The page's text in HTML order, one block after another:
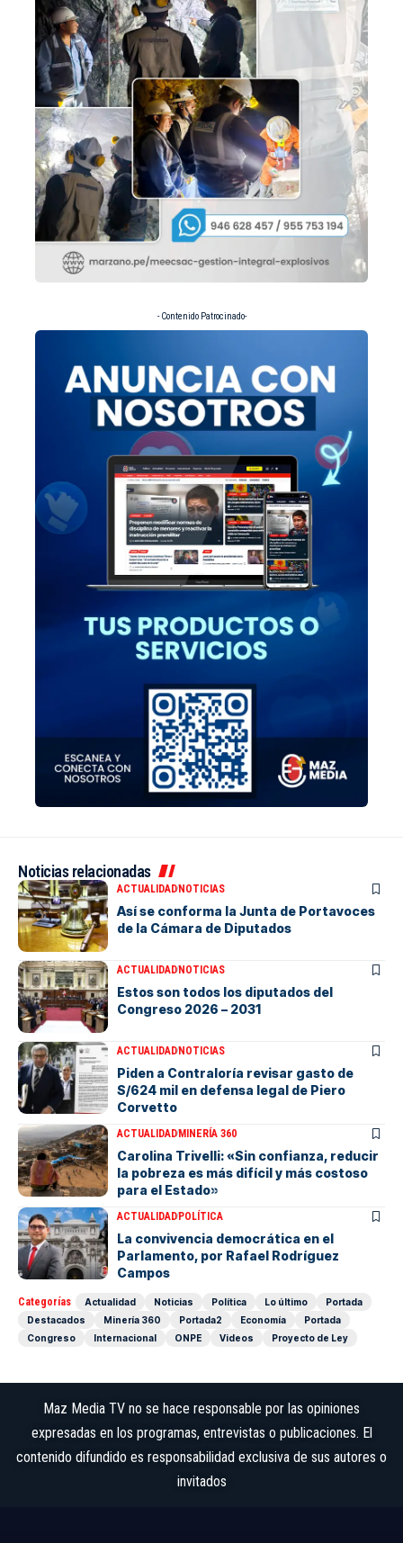
- Contenido Patrocinado-
Noticias relacionadas
ACTUALIDADNOTICIAS
Así se conforma la Junta de Portavoces
de la Cámara de Diputados
ACTUALIDADNOTICIAS
Estos son todos los diputados del
Congreso 2026 – 2031
ACTUALIDADNOTICIAS
Piden a Contraloría revisar gasto de
S/624 mil en defensa legal de Piero
Corvetto
ACTUALIDADMINERÍA 360
Carolina Trivelli: «Sin confianza, reducir
la pobreza es más difícil y más costoso
para el Estado»
ACTUALIDADPOLÍTICA
La convivencia democrática en el
Parlamento, por Rafael Rodríguez
Campos
Categorías Actualidad Noticias Política Lo último
Portada
Destacados
Minería 360 Portada2 Economía
Portada
Congreso
Internacional ONPE Videos Proyecto de Ley
Maz Media TV no se hace responsable por las opiniones
expresadas en los programas, entrevistas o publicaciones. El
contenido difundido es responsabilidad exclusiva de sus autores o
invitados